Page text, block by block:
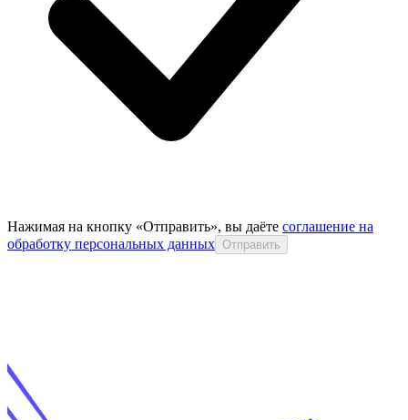
Нажимая на кнопку «Отправить», вы даёте соглашение на
обработку персональных данных Отправить